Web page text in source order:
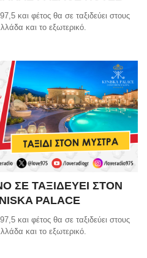
και φέτος θα σε ταξιδεύει στους
και το εξωτερικό.
ΣΕ ΤΑΞΙΔΕΥΕΙ ΣΤΟΝ
PALACE
και φέτος θα σε ταξιδεύει στους
και το εξωτερικό.